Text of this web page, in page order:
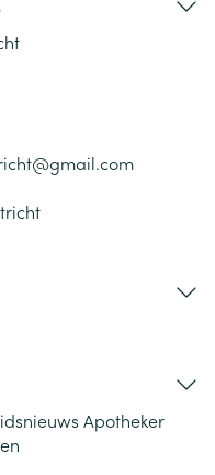
gmail.com
Apotheker